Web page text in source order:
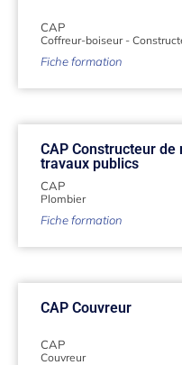
CAP
Coffreur-boiseur-
Fiche formation
CAP Constructeur
travaux publics
CAP
Plombier
Fiche formation
CAP Couvreur
CAP
Couvreur